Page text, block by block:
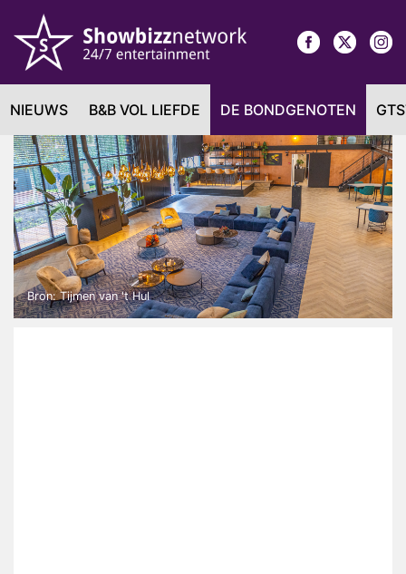
NIEUWS B&B VOL LIEFDE DE BONDGENOTEN
Bron: Tijmen van 't Hul